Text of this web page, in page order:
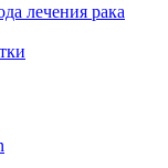
лечения рака